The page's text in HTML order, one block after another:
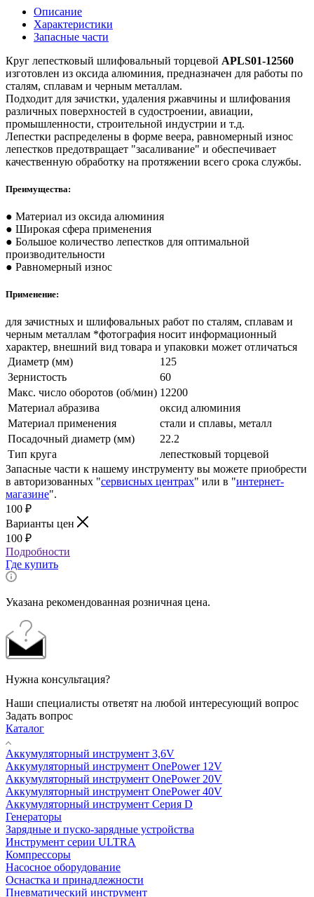
Описание
Характеристики
Запасные части
Круг лепестковый шлифовальный торцевой APLS01-12560
изготовлен из оксида алюминия, предназначен для работы по
сталям, сплавам и черным металлам.
Подходит для зачистки, удаления ржавчины и шлифования
различных поверхностей в судостроении, авиации,
промышленности, строительной индустрии и т.д.
Лепестки распределены в форме веера, равномерный износ
лепестков предотвращает "засаливание" и обеспечивает
качественную обработку на протяжении всего срока службы.
Преимущества:
● Материал из оксида алюминия
● Широкая сфера применения
● Большое количество лепестков для оптимальной
производительности
● Равномерный износ
Применение:
для зачистных и шлифовальных работ по сталям, сплавам и
черным металлам *фотография носит информационный
характер, внешний вид товара и упаковки может отличаться
Диаметр (мм)
125
Зернистость
60
Макс. число оборотов (об/мин) 12200
Материал абразива
оксид алюминия
Материал применения
стали и сплавы, металл
Посадочный диаметр (мм)
22.2
Тип круга
лепестковый торцевой
Запасные части к нашему инструменту вы можете приобрести
в авторизованных "сервисных центрах" или в "интернет-
магазине".
100 ₽
Варианты цен
100 ₽
Подробности
Где купить
Указана рекомендованная розничная цена.
Нужна консультация?
Наши специалисты ответят на любой интересующий вопрос
Задать вопрос
Каталог
Аккумуляторный инструмент 3,6V
Аккумуляторный инструмент OnePower 12V
Аккумуляторный инструмент OnePower 20V
Аккумуляторный инструмент OnePower 40V
Аккумуляторный инструмент Серия D
Генераторы
Зарядные и пуско-зарядные устройства
Инструмент серии ULTRA
Компрессоры
Насосное оборудование
Оснастка и принадлежности
Пневматический инструмент